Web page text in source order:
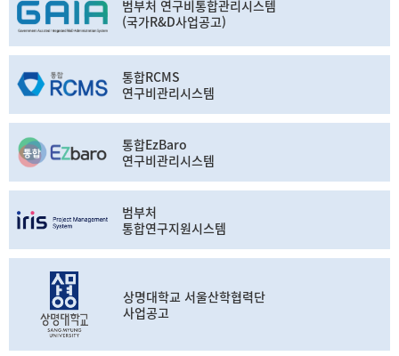
범부처 연구비통합관리시스템
(국가R&D사업공고)
통합RCMS
연구비관리시스템
통합EzBaro
연구비관리시스템
범부처
통합연구지원시스템
상명대학교 서울산학협력단
사업공고